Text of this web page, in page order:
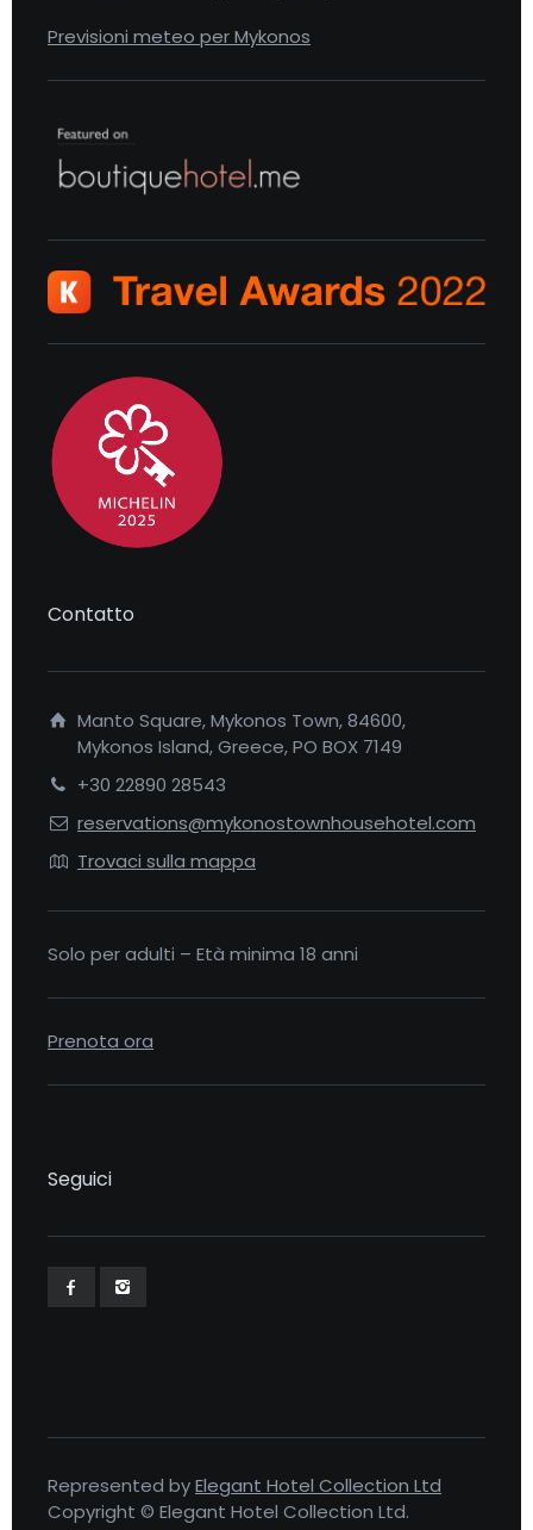
Previsioni meteo per Mykonos
Contatto
Manto Square, Mykonos Town, 84600,
Mykonos Island, Greece, PO BOX 7149
+30 22890 28543
reservations@mykonostownhousehotel.com
Trovaci sulla mappa
Solo per adulti – Età minima 18 anni
Prenota ora
Seguici
Represented byElegant Hotel Collection Ltd
Copyright © Elegant Hotel Collection Ltd.